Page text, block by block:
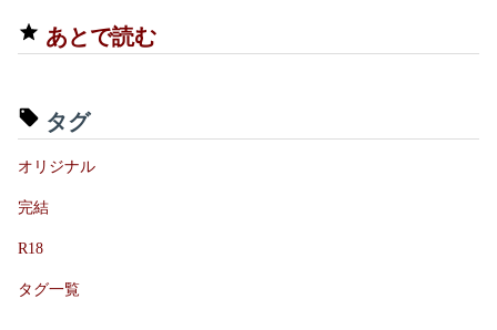
あとで読む
タグ
オリジナル
完結
R18
タグ一覧